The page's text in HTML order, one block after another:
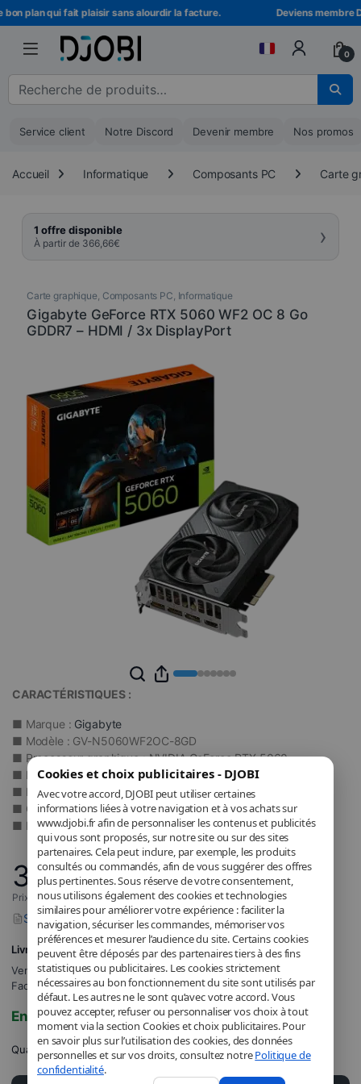
Cookies et choix publicitaires - DJOBI
Avec votre accord, DJOBI peut utiliser certaines
informations liées à votre navigation et à vos achats sur
www.djobi.fr afin de personnaliser les contenus et publicités
qui vous sont proposés, sur notre site ou sur des sites
partenaires. Cela peut inclure, par exemple, les produits
consultés ou commandés, afin de vous suggérer des offres
plus pertinentes. Sous réserve de votre consentement,
nous utilisons également des cookies et technologies
similaires pour améliorer votre expérience : faciliter la
navigation, sécuriser les commandes, mémoriser vos
préférences et mesurer l’audience du site. Certains cookies
peuvent être déposés par des partenaires tiers à des fins
statistiques ou publicitaires. Les cookies strictement
nécessaires au bon fonctionnement du site sont utilisés par
défaut. Les autres ne le sont qu’avec votre accord. Vous
pouvez accepter, refuser ou personnaliser vos choix à tout
moment via la section Cookies et choix publicitaires. Pour
en savoir plus sur l’utilisation des cookies, des données
personnelles et sur vos droits, consultez notrePolitique de
confidentialité.
Skip to navigation
Skip to content
plan qui fait plaisir sans alourdir la facture. Deviens membre
0
Recherche pour :
Service client Notre Discord Devenir membre Nos promos
Accueil Informatique Composants PC Carte
1 offre disponible
À partir de 366,66€ ›
Carte graphique, Composants PC, Informatique
Gigabyte GeForce RTX 5060 WF2 OC 8 Go
GDDR7 – HDMI / 3x DisplayPort
CARACTÉRISTIQUES :
■ Marque : Gigabyte
■ Modèle : GV-N5060WF2OC-8GD
■ Processeur graphique : NVIDIA GeForce RTX 5060
■ Mémoire vidéo : 8 Go GDDR7
■ Fréquence boost : 2512 MHz
■ Connectique : 1 × HDMI / 3 × DisplayPort
■ Résolution max : 7680 × 4320 pixels
366,66€
Prix incluant la TVA applicable.
Signaler un problème avec ce produit
Livraison GRATUITE
Vendu et expédié parDJOBI_FR .
Facturé par DJOBI.
En stock
Quantité